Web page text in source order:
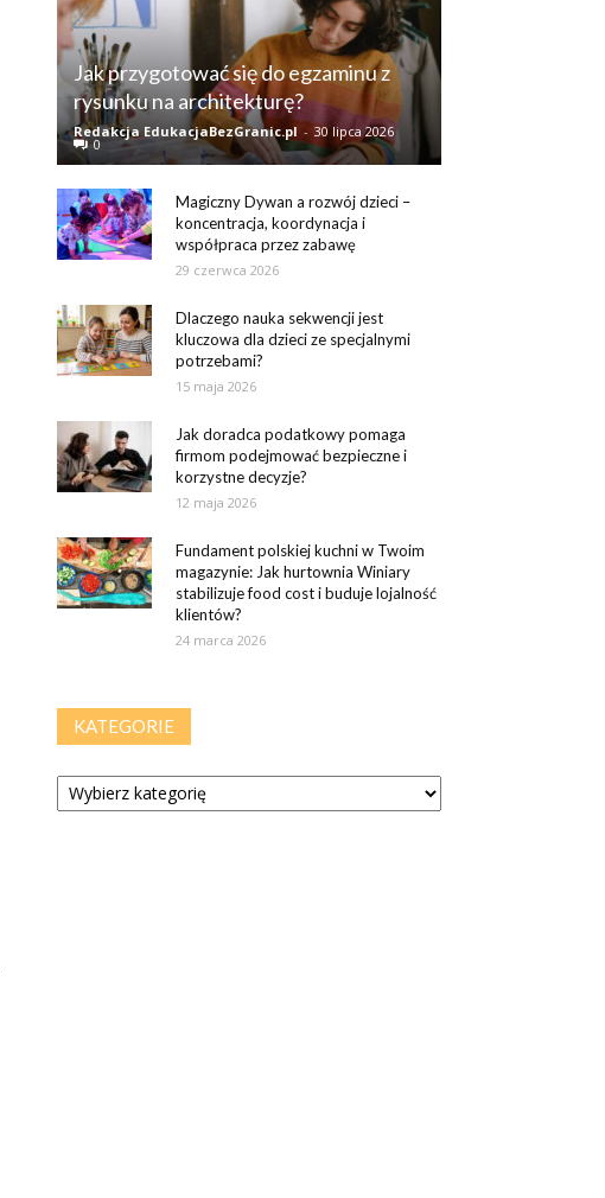
Jak przygotować się do egzaminu z
rysunku na architekturę?
Redakcja EdukacjaBezGranic.pl - 30 lipca 2026
0
Magiczny Dywan a rozwój dzieci –
koncentracja, koordynacja i
współpraca przez zabawę
29 czerwca 2026
Dlaczego nauka sekwencji jest
kluczowa dla dzieci ze specjalnymi
potrzebami?
15 maja 2026
Jak doradca podatkowy pomaga
firmom podejmować bezpieczne i
korzystne decyzje?
12 maja 2026
Fundament polskiej kuchni w Twoim
magazynie: Jak hurtownia Winiary
stabilizuje food cost i buduje lojalność
klientów?
24 marca 2026
KATEGORIE
Kategorie